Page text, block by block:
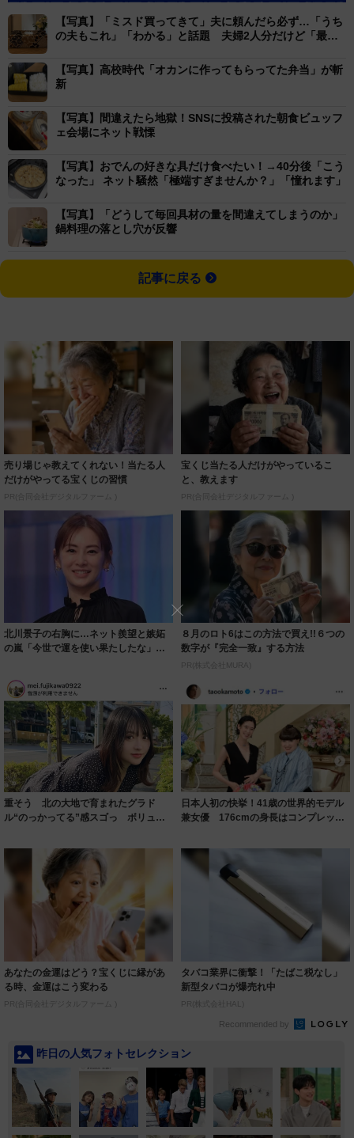
【写真】「ミスド買ってきて」夫に頼んだら必ず…「うち
の夫もこれ」「わかる」と話題 夫婦2人分だけど「最
【写真】高校時代「オカンに作ってもらってた弁当」が斬
新
【写真】間違えたら地獄！SNSに投稿された朝食ビュッフ
ェ会場にネット戦慄
【写真】おでんの好きな具だけ食べたい！→40分後「こう
なった」 ネット騒然「極端すぎませんか？」「憧れます」
【写真】「どうして毎回具材の量を間違えてしまうのか」
鍋料理の落とし穴が反響
記事に戻る
売り場じゃ教えてくれない！当たる人
だけがやってる宝くじの習慣
PR(合同会社デジタルファーム )
宝くじ当たる人だけがやっているこ
と、教えます
PR(合同会社デジタルファーム )
北川景子の右胸に…ネット羨望と嫉妬
の嵐「今世で運を使い果たしたな」
８月のロト6はこの方法で買え!!６つの
数字が『完全一致』する方法
PR(株式会社MURA)
重そう 北の大地で育まれたグラド
ル“のっかってる”感スゴっ ボリュー
日本人初の快挙！41歳の世界的モデル
兼女優 176cmの身長はコンプレック
あなたの金運はどう？宝くじに縁があ
る時、金運はこう変わる
PR(合同会社デジタルファーム )
タバコ業界に衝撃！「たばこ税なし」
新型タバコが爆売れ中
PR(株式会社HAL)
Recommended by
昨日の人気フォトセレクション